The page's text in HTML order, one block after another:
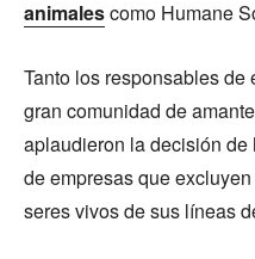
animalescomo Humane
Tanto los responsables
gran comunidad de
aplaudieron la decisión
de empresas que
seres vivos de sus líneas